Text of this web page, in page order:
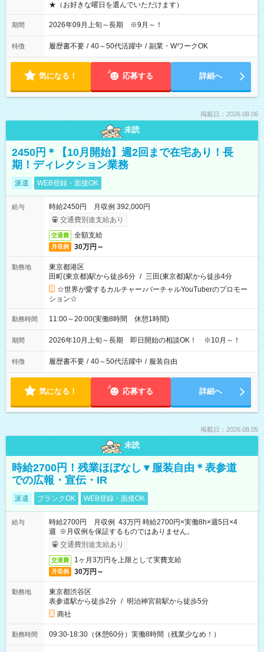
★（お好きな曜日を選んでいただけます）
期間 2026年09月上旬～長期 ※9月～！
特徴 履歴書不要 / 40～50代活躍中 / 副業・WワークOK
気になる！ 応募する 詳細へ
掲載日：2026.08.06
未読
2450円＊【10月開始】週2回まで在宅あり！長
期！ディレクション業務
派遣 WEB登録・面接OK
給与
時給2450円 月収例 392,000円
交通費別途支給あり
交通費 全額支給
月収例 30万円～
勤務地
東京都港区
田町(東京都)駅から徒歩6分 / 三田(東京都)駅から徒歩4分
☆世界が愛するカルチャー♪バーチャルYouTuberのプロモー
ション☆
勤務時間 11:00～20:00(実働8時間 休憩1時間)
期間 2026年10月上旬～長期 即日開始の相談OK！ ※10月～！
特徴 履歴書不要 / 40～50代活躍中 / 服装自由
気になる！ 応募する 詳細へ
掲載日：2026.08.05
未読
時給2700円！残業ほぼなし▼服装自由＊表参道
での広報・宣伝・IR
派遣 ブランクOK WEB登録・面接OK
給与
時給2700円 月収例 43万円 時給2700円×実働8h×週5日×4
週 ※月収例を保証するものではありません。
交通費別途支給あり
交通費 1ヶ月3万円を上限として実費支給
月収例 30万円～
勤務地
東京都渋谷区
表参道駅から徒歩2分 / 明治神宮前駅から徒歩5分
商社
勤務時間 09:30-18:30（休憩60分）実働8時間（残業少なめ！）